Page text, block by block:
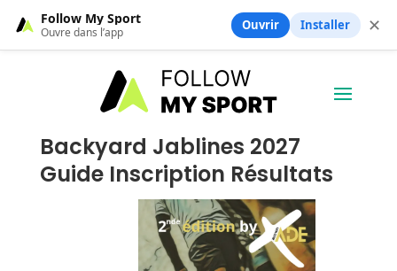
Backyard Jablines 2027
Guide Inscription Résultats
Follow My Sport
Ouvre dans l’app Ouvrir Installer ✕